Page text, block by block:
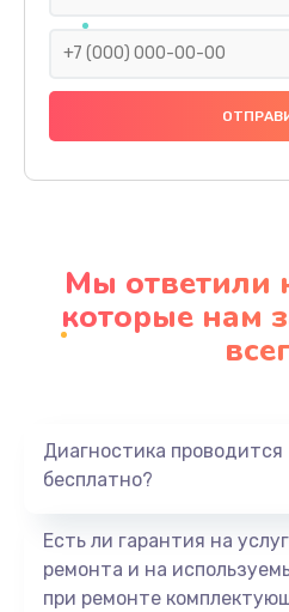
Замена
1000
Мы ответили
которые нам
Диагностика проводится
бесплатно?
Есть ли гарантия на
ремонта и на
при ремонте